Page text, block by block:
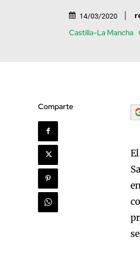
14/03/2020
Castilla-La Mancha
Comparte